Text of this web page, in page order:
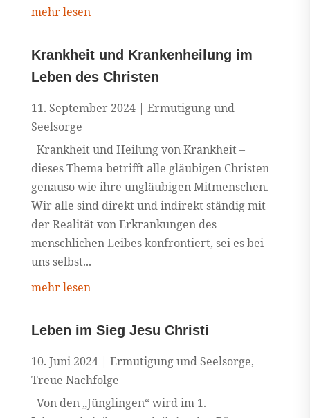
mehr lesen
Krankheit und Krankenheilung im
Leben des Christen
11. September 2024| Ermutigung und
Seelsorge
Krankheit und Heilung von Krankheit –
dieses Thema betrifft alle gläubigen Christen
genauso wie ihre ungläubigen Mitmenschen.
Wir alle sind direkt und indirekt ständig mit
der Realität von Erkrankungen des
menschlichen Leibes konfrontiert, sei es bei
uns selbst...
mehr lesen
Leben im Sieg Jesu Christi
10. Juni 2024| Ermutigung und Seelsorge,
Treue Nachfolge
Von den „Jünglingen“ wird im 1.